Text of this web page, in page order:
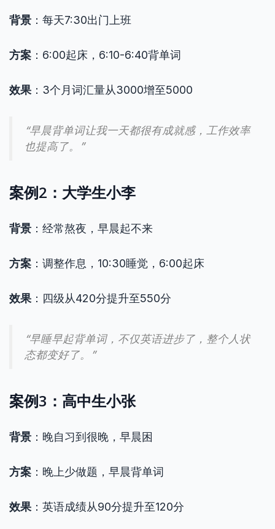
背景 ：每天7:30出门上班
方案 ：6:00起床，6:10-6:40背单词
效果 ：3个月词汇量从3000增至5000
“早晨背单词让我一天都很有成就感，工作效率
也提高了。”
案例2：大学生小李
背景 ：经常熬夜，早晨起不来
方案 ：调整作息，10:30睡觉，6:00起床
效果 ：四级从420分提升至550分
“早睡早起背单词，不仅英语进步了，整个人状
态都变好了。”
案例3：高中生小张
背景 ：晚自习到很晚，早晨困
方案 ：晚上少做题，早晨背单词
效果 ：英语成绩从90分提升至120分